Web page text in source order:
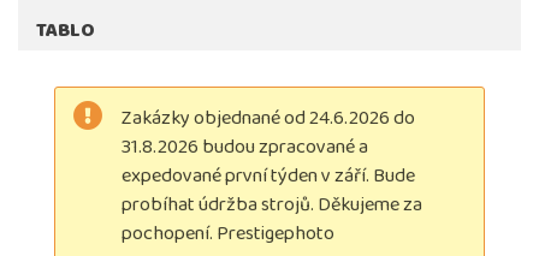
TABLO
Zakázky objednané od 24.6.2026 do
31.8.2026 budou zpracované a
expedované první týden v září. Bude
probíhat údržba strojů. Děkujeme za
pochopení. Prestigephoto